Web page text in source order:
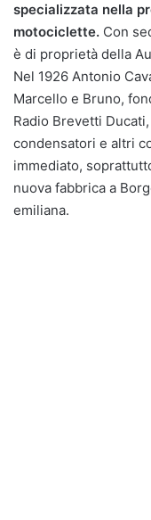
specializzata nella
motociclette. Con
è di proprietà della
Nel 1926 Antonio
Marcello e Bruno,
Radio Brevetti
condensatori e altri
immediato,
nuova fabbrica a
emiliana.